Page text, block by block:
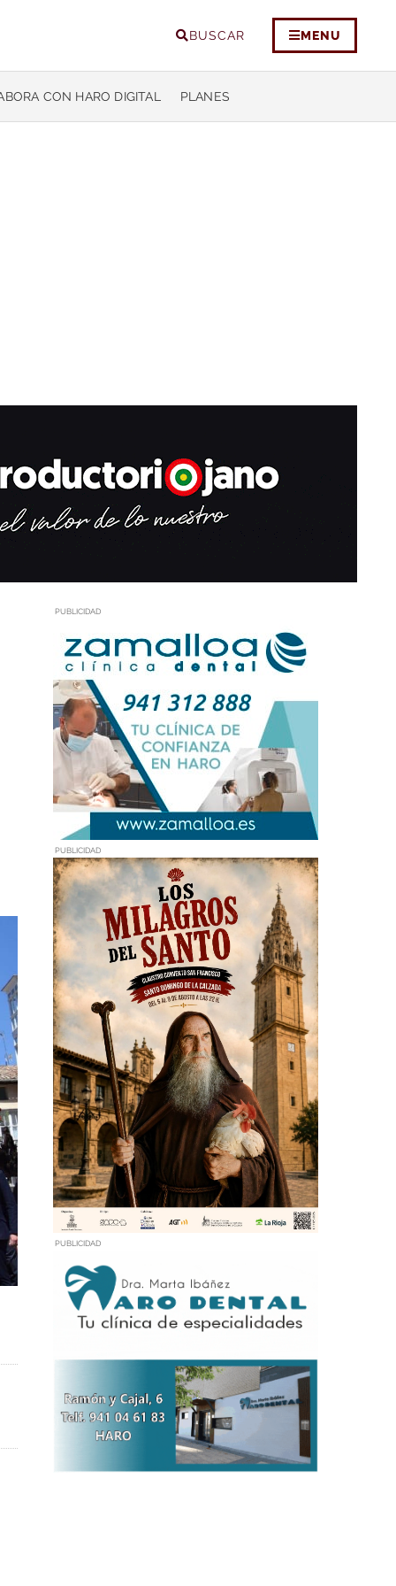
BUSCAR MENU
CON HARO DIGITAL PLANES
PUBLICIDAD
PUBLICIDAD
PUBLICIDAD